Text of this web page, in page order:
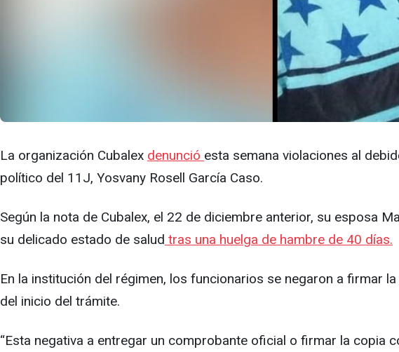
La organización Cubalex denunció esta semana violaciones al
político del 11J, Yosvany Rosell García Caso.
Según la nota de Cubalex, el 22 de diciembre anterior, su esposa
su delicado estado de salud tras una huelga de hambre de 40 días.
En la institución del régimen, los funcionarios se negaron a firmar
del inicio del trámite.
“Esta negativa a entregar un comprobante oficial o firmar la copia